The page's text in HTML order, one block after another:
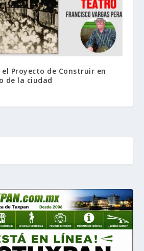
el Proyecto de Construir en
de la ciudad